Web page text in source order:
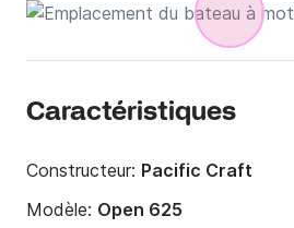
Caractéristiques
Constructeur: Pacific Craft
Modèle: Open 625